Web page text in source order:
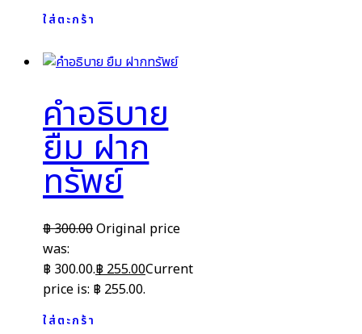
ใส่ตะกร้า
คำอธิบาย
ยืม ฝาก
ทรัพย์
฿300.00Original price
was:
฿ 300.00.฿ 255.00Current
price is: ฿ 255.00.
ใส่ตะกร้า